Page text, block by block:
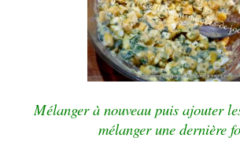
Mélanger à nouveau puis ajouter
mélanger une dernière